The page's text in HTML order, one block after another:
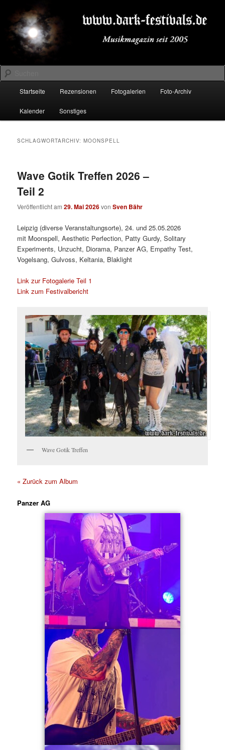
primären
Inhalt
springen
sekundären
Inhalt
springenDARK-FESTIVALS.DE
Suchen
Startseite Rezensionen Fotogalerien Foto-Archiv
Kalender Sonstiges
SCHLAGWORTARCHIV:MOONSPELL
Wave Gotik Treffen 2026 –
Teil 2
Veröffentlicht am29. Mai 2026vonSven Bähr
Leipzig (diverse Veranstaltungsorte), 24. und 25.05.2026
mit Moonspell, Aesthetic Perfection, Patty Gurdy, Solitary
Experiments, Unzucht, Diorama, Panzer AG, Empathy Test,
Vogelsang, Gulvoss, Keltania, Blaklight
Link zur Fotogalerie Teil 1
Link zum Festivalbericht
Wave Gotik Treffen
« Zurück zum Album
Panzer AG